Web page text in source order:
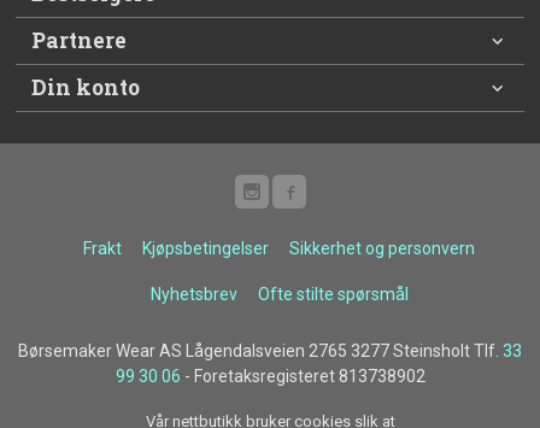
Partnere
Din konto
Frakt Kjøpsbetingelser Sikkerhet og personvern
Nyhetsbrev Ofte stilte spørsmål
Børsemaker Wear AS Lågendalsveien 2765 3277 Steinsholt Tlf. 33
99 30 06 - Foretaksregisteret 813738902
Vår nettbutikk bruker cookies slik at